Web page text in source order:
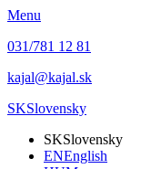
Menu
031/781 12 81
kajal@kajal.sk
SKSlovensky
SKSlovensky
ENEnglish